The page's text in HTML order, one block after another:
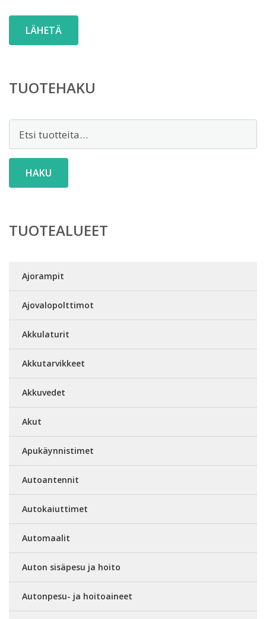
TUOTEHAKU
HAKU
TUOTEALUEET
Ajorampit
Ajovalopolttimot
Akkulaturit
Akkutarvikkeet
Akkuvedet
Akut
Apukäynnistimet
Autoantennit
Autokaiuttimet
Automaalit
Auton sisäpesu ja hoito
Autonpesu- ja hoitoaineet